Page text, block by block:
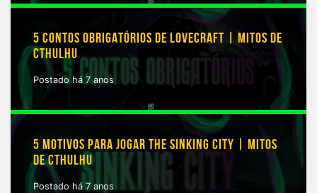
5 CONTOS OBRIGATÓRIOS DE LOVECRAFT | MITOS DE
CTHULHU
Postado há 7 anos
5 MOTIVOS PARA JOGAR THE SINKING CITY | MITOS
DE CTHULHU
Postado há 7 anos